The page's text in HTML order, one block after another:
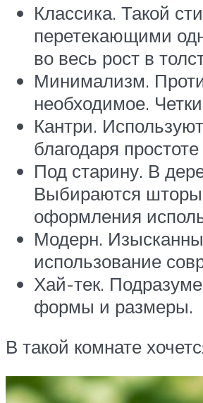
Классика. Такой
перетекающими
во весь рост в
Минимализм.
необходимое.
Кантри.
благодаря
Под старину. В
Выбираются шторы
оформления
Модерн.
использование
Хай-тек.
формы и размеры.
В такой комнате